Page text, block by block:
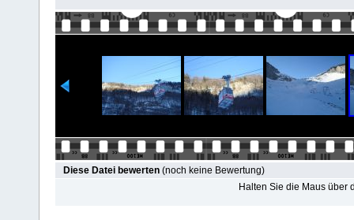
Diese Datei bewerten (noch keine Bewertung)
Halten Sie die Maus über